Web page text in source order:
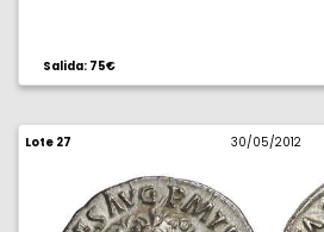
Salida: 75€
Lote 27 30/05/2012